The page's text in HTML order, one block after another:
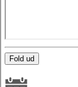
Fold ud